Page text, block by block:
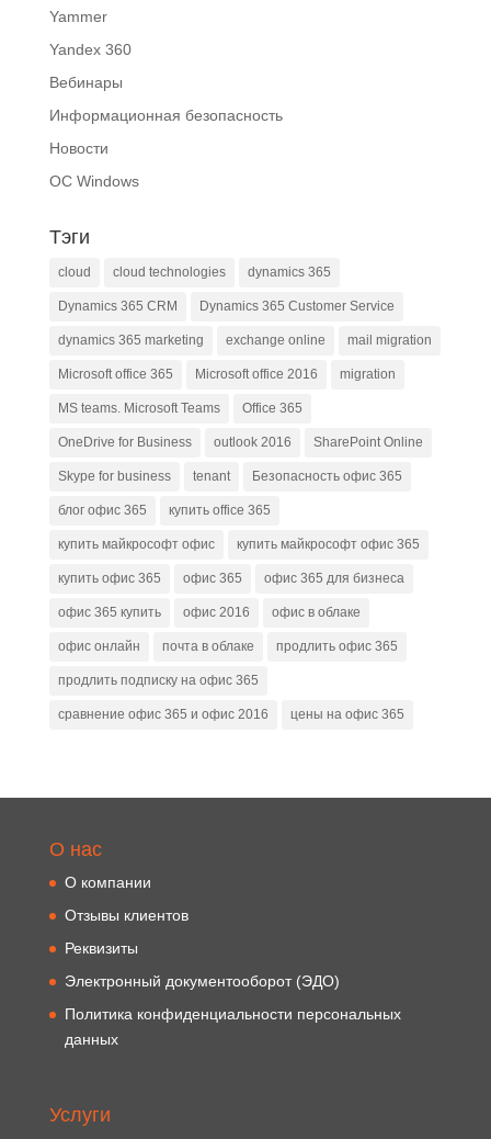
Yammer
Yandex 360
Вебинары
Информационная безопасность
Новости
ОС Windows
Тэги
cloud cloud technologies dynamics 365
Dynamics 365 CRM Dynamics 365 Customer Service
dynamics 365 marketing exchange online mail migration
Microsoft office 365 Microsoft office 2016 migration
MS teams. Microsoft Teams Office 365
OneDrive for Business outlook 2016 SharePoint Online
Skype for business tenant Безопасность офис 365
блог офис 365 купить office 365
купить майкрософт офис купить майкрософт офис 365
купить офис 365 офис 365 офис 365 для бизнеса
офис 365 купить офис 2016 офис в облаке
офис онлайн почта в облаке продлить офис 365
продлить подписку на офис 365
сравнение офис 365 и офис 2016 цены на офис 365
О нас
О компании
Отзывы клиентов
Реквизиты
Электронный документооборот (ЭДО)
Политика конфиденциальности персональных
данных
Услуги